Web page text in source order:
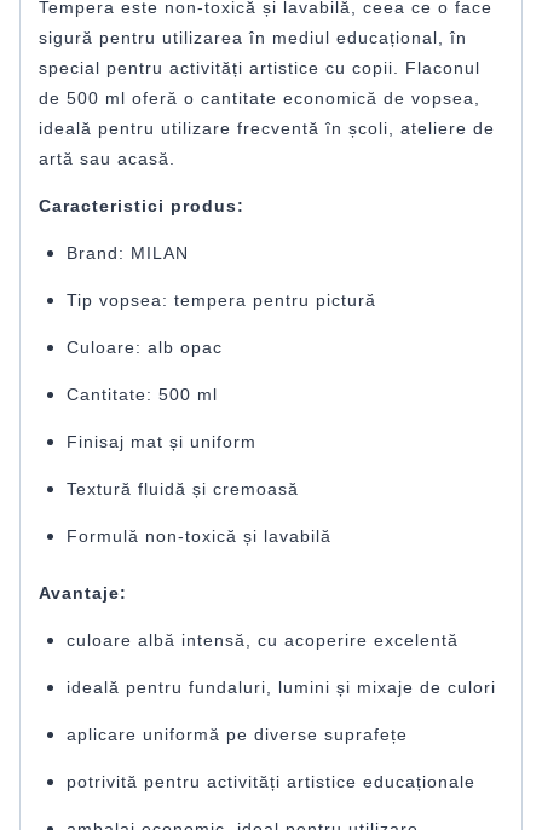
Tempera este non-toxică și lavabilă, ceea ce o face
sigură pentru utilizarea în mediul educațional, în
special pentru activități artistice cu copii. Flaconul
de 500 ml oferă o cantitate economică de vopsea,
ideală pentru utilizare frecventă în școli, ateliere de
artă sau acasă.
Caracteristici produs:
Brand: MILAN
Tip vopsea: tempera pentru pictură
Culoare: alb opac
Cantitate: 500 ml
Finisaj mat și uniform
Textură fluidă și cremoasă
Formulă non-toxică și lavabilă
Avantaje:
culoare albă intensă, cu acoperire excelentă
ideală pentru fundaluri, lumini și mixaje de culori
aplicare uniformă pe diverse suprafețe
potrivită pentru activități artistice educaționale